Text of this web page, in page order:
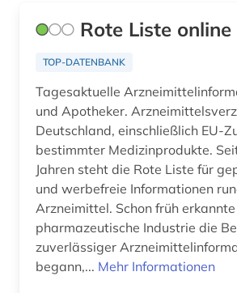
Rote Liste online
TOP-DATENBANK
Tagesaktuelle
und Apotheker.
Deutschland, einschließlich EU-
bestimmter Medizinprodukte.
Jahren steht die Rote Liste für
und werbefreie Informationen
Arzneimittel. Schon früh
pharmazeutische Industrie die
zuverlässiger
begann,... Mehr Informationen